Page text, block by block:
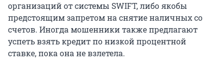
организаций от системы SWIFT, либо якобы
предстоящим запретом на снятие наличных со
счетов. Иногда мошенники также предлагают
успеть взять кредит по низкой процентной
ставке, пока она не взлетела.